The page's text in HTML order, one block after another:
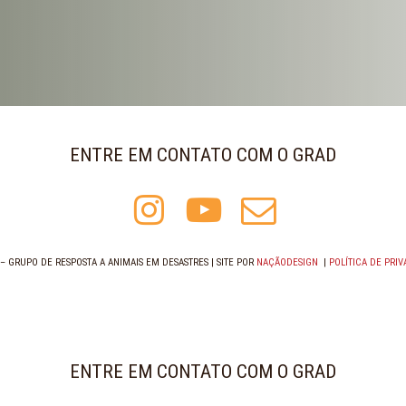
ENTRE EM CONTATO COM O GRAD
GRUPO DE RESPOSTA A ANIMAIS EM DESASTRES | SITE POR NAÇÃODESIGN | POLÍTICA DE
ENTRE EM CONTATO COM O GRAD